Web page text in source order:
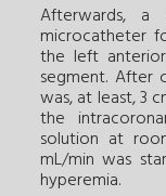
Afterwards, a
microcatheter
the left
segment. After
was, at least, 3
the
solution at
mL/min was
hyperemia.